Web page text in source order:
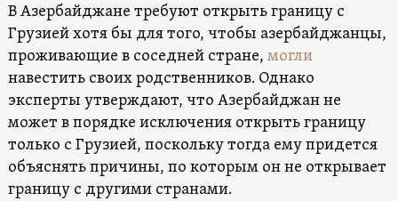
В Азербайджане требуют открыть границу с
Грузией хотя бы для того, чтобы азербайджанцы,
проживающие в соседней стране, могли
навестить своих родственников. Однако
эксперты утверждают, что Азербайджан не
может в порядке исключения открыть границу
только с Грузией, поскольку тогда ему придется
объяснять причины, по которым он не открывает
границу с другими странами.